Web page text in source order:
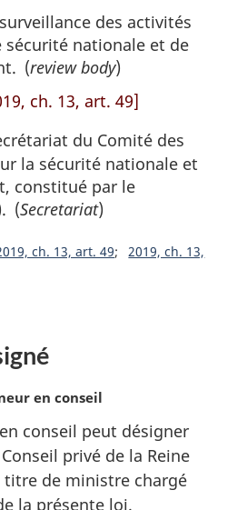
des activités
sécurité nationale et de
(review body)
ch. 13, art. 49]
du Comité des
la sécurité nationale et
constitué par le
(Secretariat)
ch. 13, art. 49
2019, ch. 13,
en conseil
conseil peut désigner
privé de la Reine
titre de ministre chargé
la présente loi.